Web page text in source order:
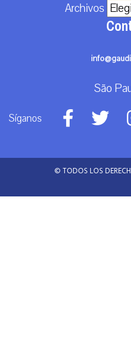
Archivos
São
Síganos
© TODOS LOS